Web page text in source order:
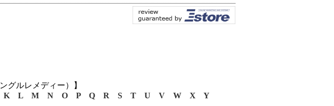
グルレメディー）】
K L M N O P Q R S T U V W X
Y